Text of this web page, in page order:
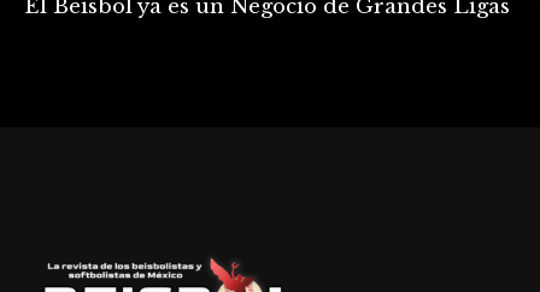
El Beisbol ya es un Negocio de Grandes Ligas